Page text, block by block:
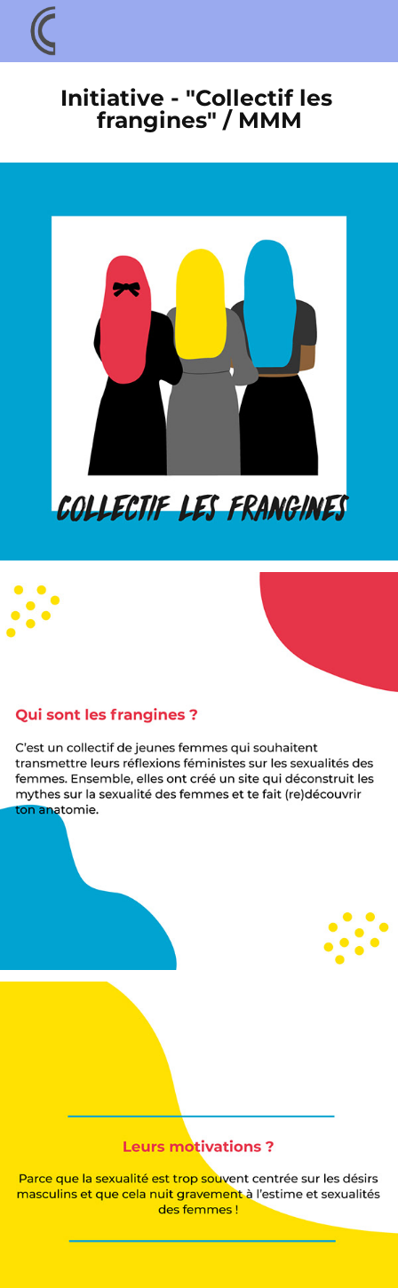
Initiative - "Collectif les
frangines" / MMM